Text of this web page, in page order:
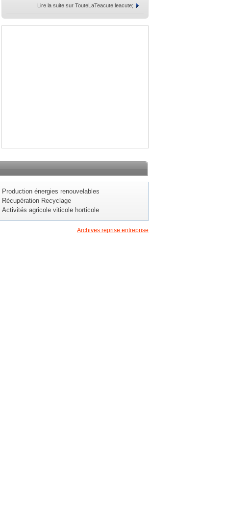
Lire la suite sur TouteLaTeacute;leacute;
Production énergies renouvelables
Récupération Recyclage
Activités agricole viticole horticole
Archives reprise entreprise